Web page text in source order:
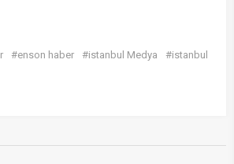
#enson haber #istanbul Medya #istanbul